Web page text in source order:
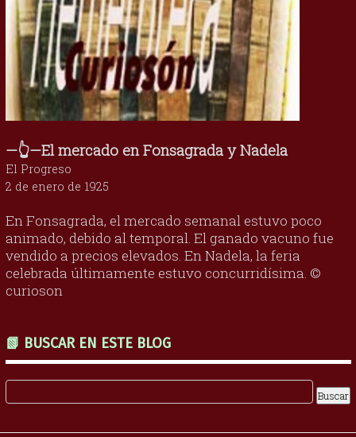
—👆—El mercado en Fonsagrada y Nadela
El Progreso
2 de enero de 1925
En Fonsagrada, el mercado semanal estuvo poco
animado, debido al temporal. El ganado vacuno fue
vendido a precios elevados. En Nadela, la feria
celebrada últimamente estuvo concurridísima. ©
curioson
📗 BUSCAR EN ESTE BLOG